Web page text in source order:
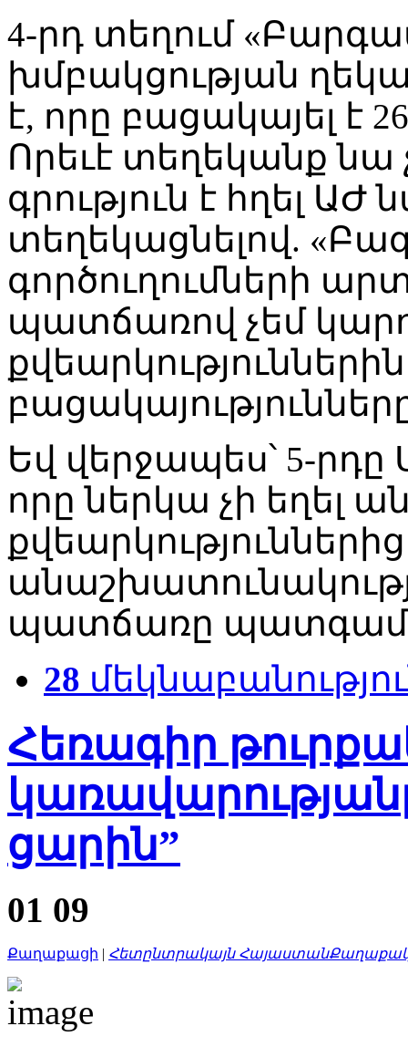
4-րդ տեղում
խմբակցության
է, որը բացակայել է
Որեւէ տեղեկանք նա
գրություն է հղել
տեղեկացնելով.
գործուղումների
պատճառով չեմ
Եվ վերջապես՝ 5-րդը
որը ներկա չի եղել
պատճառը
28
Հեռագիր
ցարին”
01 09
Քաղաքացի | Հետընտրակայն Հայաստան